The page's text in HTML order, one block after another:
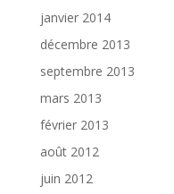
janvier 2014
décembre 2013
septembre 2013
mars 2013
février 2013
août 2012
juin 2012